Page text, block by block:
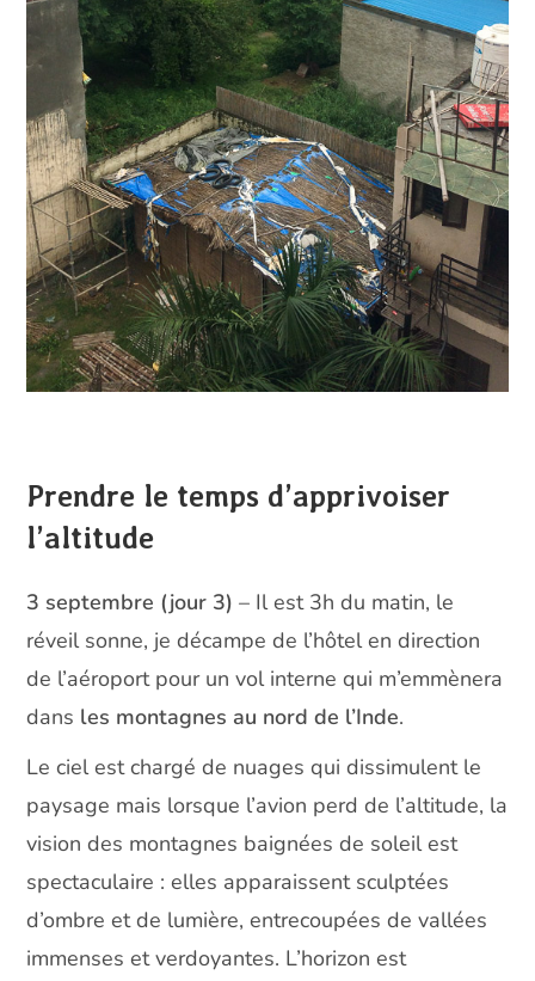
Prendre le temps d’apprivoiser
l’altitude
3 septembre (jour 3) – Il est 3h du matin, le
réveil sonne, je décampe de l’hôtel en direction
de l’aéroport pour un vol interne qui m’emmènera
dans les montagnes au nord de l’Inde.
Le ciel est chargé de nuages qui dissimulent le
paysage mais lorsque l’avion perd de l’altitude, la
vision des montagnes baignées de soleil est
spectaculaire : elles apparaissent sculptées
d’ombre et de lumière, entrecoupées de vallées
immenses et verdoyantes. L’horizon est